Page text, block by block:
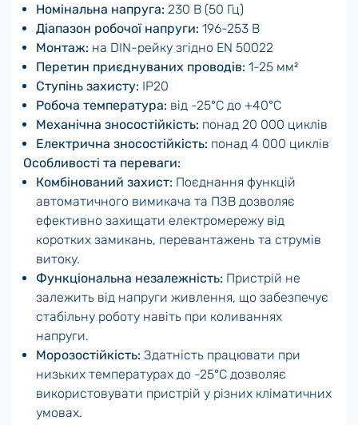
Номінальна напруга: 230 В (50 Гц)
Діапазон робочої напруги: 196-253 В
Монтаж: на DIN-рейку згідно EN 50022
Перетин приєднуваних проводів: 1-25 мм²
Ступінь захисту: IP20
Робоча температура: від -25°C до +40°C
Механічна зносостійкість: понад 20 000 циклів
Електрична зносостійкість: понад 4 000 циклів
Особливості та переваги:
Комбінований захист: Поєднання функцій
автоматичного вимикача та ПЗВ дозволяє
ефективно захищати електромережу від
коротких замикань, перевантажень та струмів
витоку.
Функціональна незалежність: Пристрій не
залежить від напруги живлення, що забезпечує
стабільну роботу навіть при коливаннях
напруги.
Морозостійкість: Здатність працювати при
низьких температурах до -25°C дозволяє
використовувати пристрій у різних кліматичних
умовах.